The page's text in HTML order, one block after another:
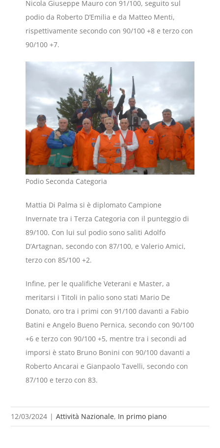
Nicola Giuseppe Mauro con 91/100, seguito sul
podio da Roberto D’Emilia e da Matteo Menti,
rispettivamente secondo con 90/100 +8 e terzo con
90/100 +7.
Podio Seconda Categoria
Mattia Di Palma si è diplomato Campione
Invernate tra i Terza Categoria con il punteggio di
89/100. Con lui sul podio sono saliti Adolfo
D’Artagnan, secondo con 87/100, e Valerio Amici,
terzo con 85/100 +2.
Infine, per le qualifiche Veterani e Master, a
meritarsi i Titoli in palio sono stati Mario De
Donato, oro tra i primi con 91/100 davanti a Fabio
Batini e Angelo Bueno Pernica, secondo con 90/100
+6 e terzo con 90/100 +5, mentre tra i secondi ad
imporsi è stato Bruno Bonini con 90/100 davanti a
Roberto Ancarai e Gianpaolo Tavelli, secondo con
87/100 e terzo con 83.
12/03/2024 | Attività Nazionale, In primo piano